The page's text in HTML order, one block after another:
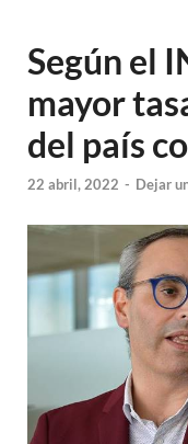
Según el
mayor
del país
22 abril, 2022 - Dejar